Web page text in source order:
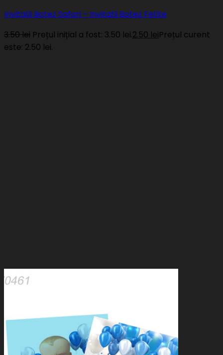
Invitatii Botez Safari – Invitatii Botez Fetite
3.50lei Prețul inițial a fost: 3.50 lei.2.50 leiPrețul curent
este: 2.50 lei.